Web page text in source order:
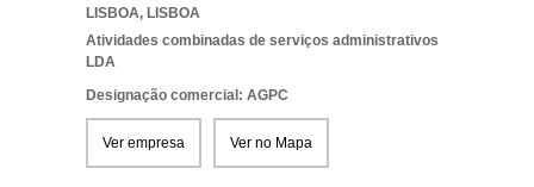
LISBOA, LISBOA
Atividades combinadas de serviços administrativos
LDA
Designação comercial: AGPC
Ver empresa Ver no Mapa